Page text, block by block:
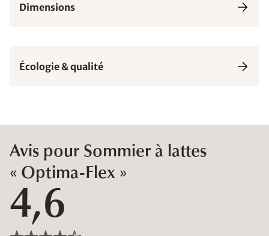
Dimensions
Écologie & qualité
Avis pour Sommier à lattes
« Optima-Flex »
4,6